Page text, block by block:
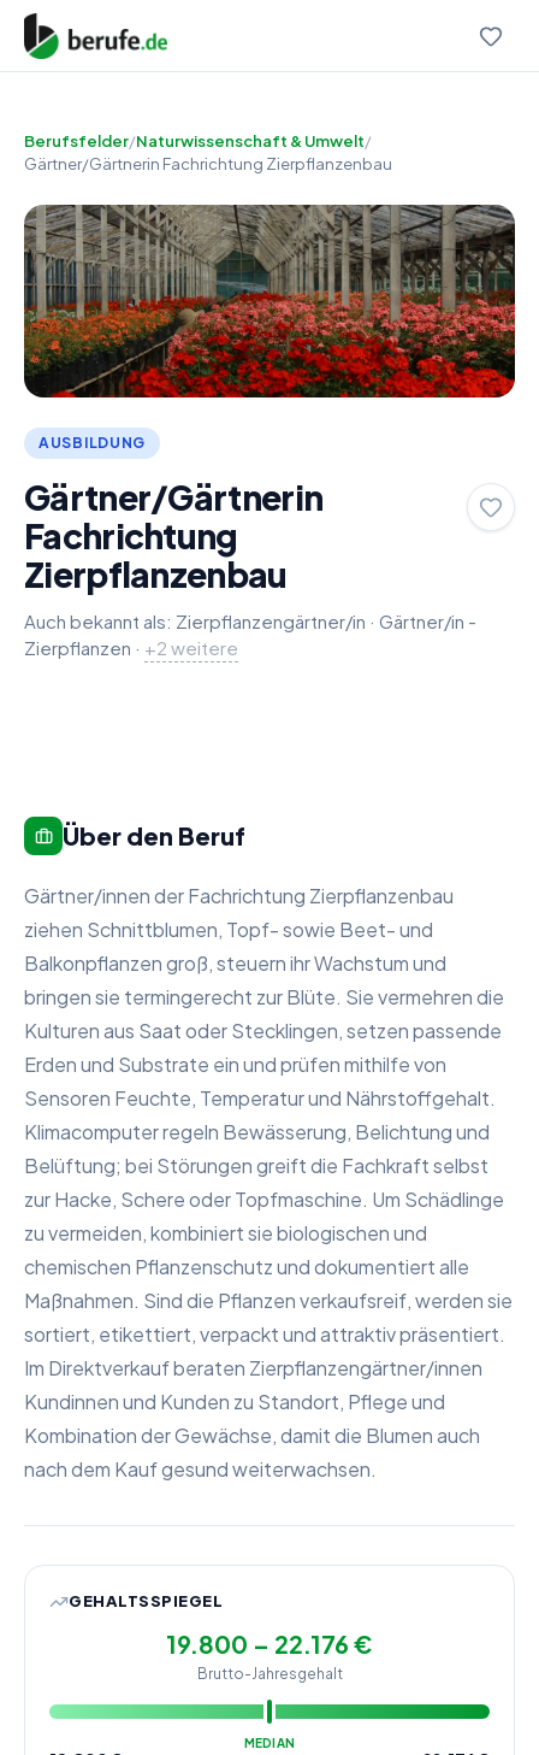
Berufsfelder/Naturwissenschaft & Umwelt/
Gärtner/Gärtnerin Fachrichtung Zierpflanzenbau
AUSBILDUNG
Gärtner/Gärtnerin
Fachrichtung
Zierpflanzenbau
Auch bekannt als: Zierpflanzengärtner/in · Gärtner/in -
Zierpflanzen Gartenbaufacharbeiter/in
Gardener (m/f) - specialising in ornamental
· +2 weitere
Über den Beruf
Gärtner/innen der Fachrichtung Zierpflanzenbau
ziehen Schnittblumen, Topf- sowie Beet- und
Balkonpflanzen groß, steuern ihr Wachstum und
bringen sie termingerecht zur Blüte. Sie vermehren die
Kulturen aus Saat oder Stecklingen, setzen passende
Erden und Substrate ein und prüfen mithilfe von
Sensoren Feuchte, Temperatur und Nährstoffgehalt.
Klimacomputer regeln Bewässerung, Belichtung und
Belüftung; bei Störungen greift die Fachkraft selbst
zur Hacke, Schere oder Topfmaschine. Um Schädlinge
zu vermeiden, kombiniert sie biologischen und
chemischen Pflanzenschutz und dokumentiert alle
Maßnahmen. Sind die Pflanzen verkaufsreif, werden sie
sortiert, etikettiert, verpackt und attraktiv präsentiert.
Im Direktverkauf beraten Zierpflanzengärtner/innen
Kundinnen und Kunden zu Standort, Pflege und
Kombination der Gewächse, damit die Blumen auch
nach dem Kauf gesund weiterwachsen.
GEHALTSSPIEGEL
19.800 – 22.176 €
Brutto-Jahresgehalt
MEDIAN